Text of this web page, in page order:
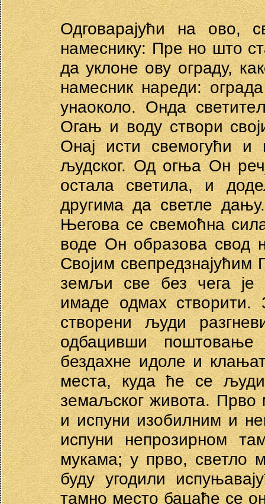
Одговарајући на ово,
намеснику: Пре но што
да уклоне ову ограду,
намесник нареди:
унаоколо. Онда
Огањ и воду створи
Онај исти свемогући и
људског. Од огња Он
остала светила, и
другима да светле
Његова се свемоћна
воде Он образова свод
Својим
земљи све без чега је
имаде одмах
створени људи
одбацивши поштовање
бездахне идоле и
места, куда ће се
земаљског живота. Прво
и испуни изобилним и
испуни непрозирном
мукама; у прво, светло
буду угодили
тамно место бацаће се